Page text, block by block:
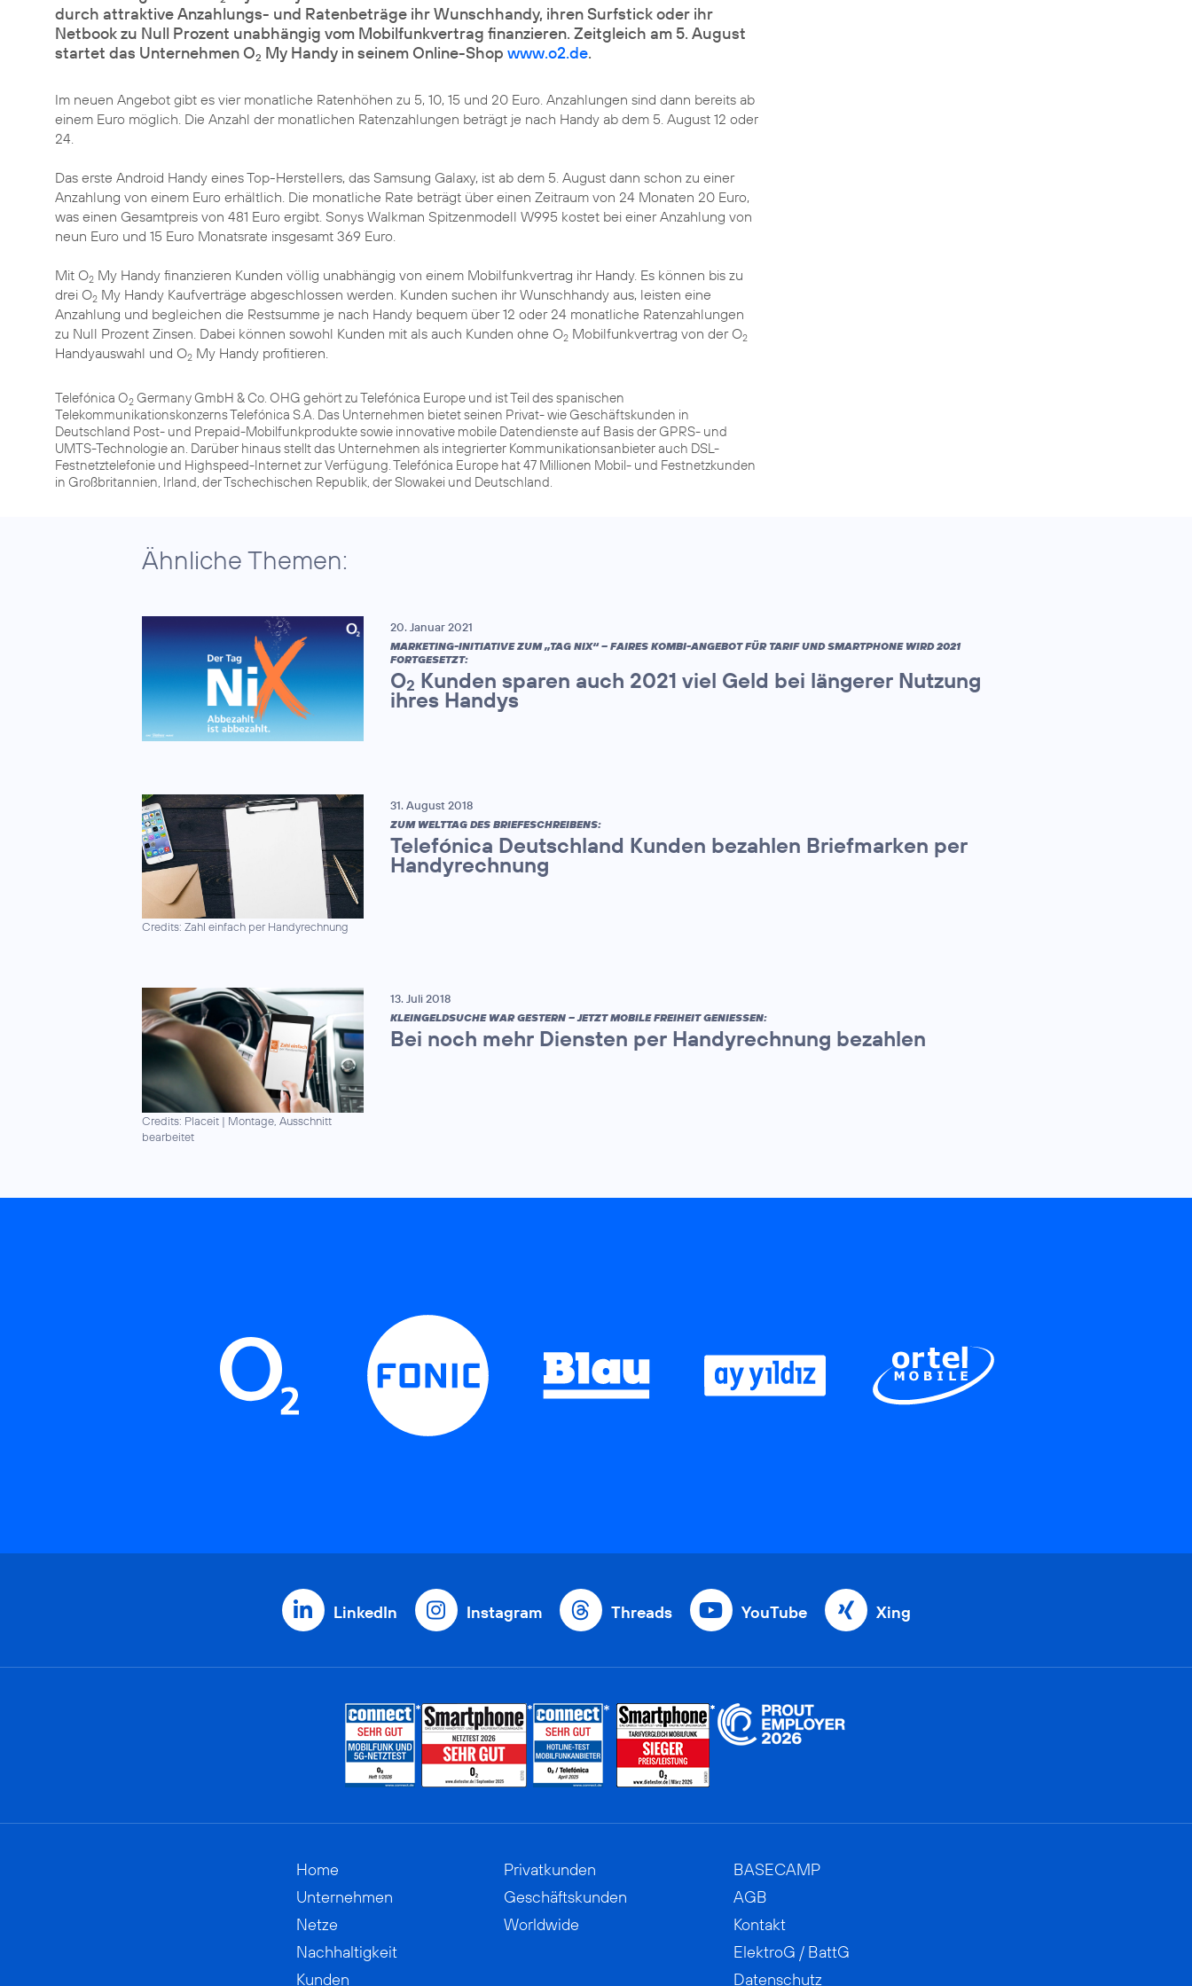
durch attraktive Anzahlungs- und Ratenbeträge ihr Wunschhandy, ihren Surfstick oder ihr
Netbook zu Null Prozent unabhängig vom Mobilfunkvertrag finanzieren. Zeitgleich am 5. August
startet das Unternehmen O2 My Handy in seinem Online-Shop www.o2.de.
Im neuen Angebot gibt es vier monatliche Ratenhöhen zu 5, 10, 15 und 20 Euro. Anzahlungen sind dann bereits ab
einem Euro möglich. Die Anzahl der monatlichen Ratenzahlungen beträgt je nach Handy ab dem 5. August 12 oder
24.
Das erste Android Handy eines Top-Herstellers, das Samsung Galaxy, ist ab dem 5. August dann schon zu einer
Anzahlung von einem Euro erhältlich. Die monatliche Rate beträgt über einen Zeitraum von 24 Monaten 20 Euro,
was einen Gesamtpreis von 481 Euro ergibt. Sonys Walkman Spitzenmodell W995 kostet bei einer Anzahlung von
neun Euro und 15 Euro Monatsrate insgesamt 369 Euro.
Mit O2 My Handy finanzieren Kunden völlig unabhängig von einem Mobilfunkvertrag ihr Handy. Es können bis zu
drei O2 My Handy Kaufverträge abgeschlossen werden. Kunden suchen ihr Wunschhandy aus, leisten eine
Anzahlung und begleichen die Restsumme je nach Handy bequem über 12 oder 24 monatliche Ratenzahlungen
zu Null Prozent Zinsen. Dabei können sowohl Kunden mit als auch Kunden ohne O2 Mobilfunkvertrag von der O2
Handyauswahl und O2 My Handy profitieren.
Telefónica O2 Germany GmbH & Co. OHG gehört zu Telefónica Europe und ist Teil des spanischen
Telekommunikationskonzerns Telefónica S.A. Das Unternehmen bietet seinen Privat- wie Geschäftskunden in
Deutschland Post- und Prepaid-Mobilfunkprodukte sowie innovative mobile Datendienste auf Basis der GPRS- und
UMTS-Technologie an. Darüber hinaus stellt das Unternehmen als integrierter Kommunikationsanbieter auch DSL-
Festnetztelefonie und Highspeed-Internet zur Verfügung. Telefónica Europe hat 47 Millionen Mobil- und Festnetzkunden
in Großbritannien, Irland, der Tschechischen Republik, der Slowakei und Deutschland.
Ähnliche Themen:
20. Januar 2021
MARKETING-INITIATIVE ZUM „TAG NIX“ – FAIRES KOMBI-ANGEBOT FÜR TARIF UND SMARTPHONE WIRD 2021
FORTGESETZT:
O2 Kunden sparen auch 2021 viel Geld bei längerer Nutzung
ihres Handys
Credits: Zahl einfach per Handyrechnung
31. August 2018
ZUM WELTTAG DES BRIEFESCHREIBENS:
Telefónica Deutschland Kunden bezahlen Briefmarken per
Handyrechnung
Credits: Placeit | Montage, Ausschnitt
bearbeitet
13. Juli 2018
KLEINGELDSUCHE WAR GESTERN – JETZT MOBILE FREIHEIT GENIESSEN:
Bei noch mehr Diensten per Handyrechnung bezahlen
LinkedIn Instagram Threads YouTube Xing
Home
Unternehmen
Netze
Nachhaltigkeit
Kunden
Privatkunden
Geschäftskunden
Worldwide
BASECAMP
AGB
Kontakt
ElektroG / BattG
Datenschutz